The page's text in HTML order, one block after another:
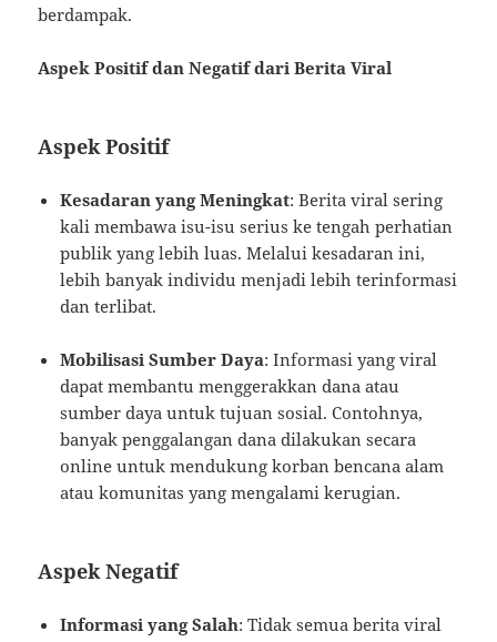
berdampak.
Aspek Positif dan Negatif dari Berita Viral
Aspek Positif
Kesadaran yang Meningkat: Berita viral sering
kali membawa isu-isu serius ke tengah perhatian
publik yang lebih luas. Melalui kesadaran ini,
lebih banyak individu menjadi lebih terinformasi
dan terlibat.
Mobilisasi Sumber Daya: Informasi yang viral
dapat membantu menggerakkan dana atau
sumber daya untuk tujuan sosial. Contohnya,
banyak penggalangan dana dilakukan secara
online untuk mendukung korban bencana alam
atau komunitas yang mengalami kerugian.
Aspek Negatif
Informasi yang Salah: Tidak semua berita viral